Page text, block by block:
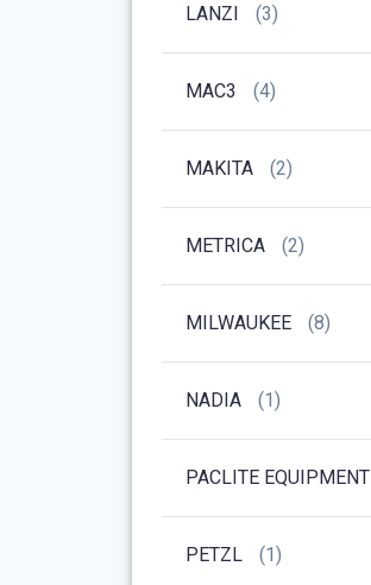
LANZI (3)
MAC3 (4)
MAKITA (2)
METRICA (2)
MILWAUKEE (8)
NADIA (1)
PACLITE EQUIPMENT
PETZL (1)